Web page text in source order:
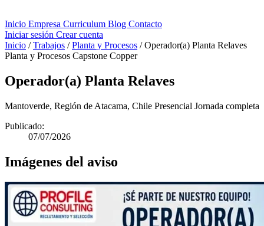
Inicio Empresa Curriculum Blog Contacto
Iniciar sesión Crear cuenta
Inicio / Trabajos / Planta y Procesos / Operador(a) Planta Relaves
Planta y Procesos Capstone Copper
Operador(a) Planta Relaves
Mantoverde, Región de Atacama, Chile Presencial Jornada completa
Publicado:
07/07/2026
Imágenes del aviso